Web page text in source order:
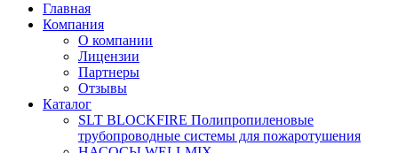
Главная
Компания
О компании
Лицензии
Партнеры
Отзывы
Каталог
SLT BLOCKFIRE Полипропиленовые
трубопроводные системы для пожаротушения